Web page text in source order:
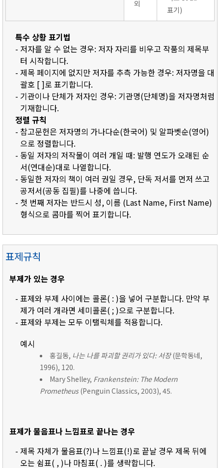
외
표기)
특수 상황 표기법
- 저자를 알 수 없는 경우: 저자 자리를 비우고 작품의 제목부
터 시작합니다.
- 제목 페이지에 없지만 저자를 추측 가능한 경우: 저자명을 대
괄호 [ ]로 표기합니다.
- 기관이나 단체가 저자인 경우: 기관명(단체명)을 저자명처럼
기재합니다.
정렬 규칙
- 참고문헌은 저자명의 가나다순(한국어) 및 알파벳순(영어)
으로 정렬합니다.
- 동일 저자의 저작물이 여러 개일 때: 발행 연도가 오래된 순
서(연대순)대로 나열합니다.
- 동일한 저자의 책이 여러 권일 경우, 단독 저서를 먼저 쓰고
공저서(공동 집필)를 나중에 씁니다.
- 첫 번째 저자는 반드시 성, 이름 (Last Name, First Name)
형식으로 콤마를 찍어 표기합니다.
표제규칙
부제가 있는 경우
- 표제와 부제 사이에는 콜론( : )을 넣어 구분합니다. 만약 부
제가 여러 개라면 세미콜론( ; )으로 구분합니다.
- 표제와 부제는 모두 이탤릭체를 적용합니다.
예시
홍길동, 나는 나를 파괴할 권리가 있다: 서장(문학동네,
1996), 120.
Mary Shelley, Frankenstein: The Modern
Prometheus(Penguin Classics, 2003), 45.
표제가 물음표나 느낌표로 끝나는 경우
- 제목 자체가 물음표(?)나 느낌표(!)로 끝날 경우 제목 뒤에
오는 쉼표( , )나 마침표( . )를 생략합니다.